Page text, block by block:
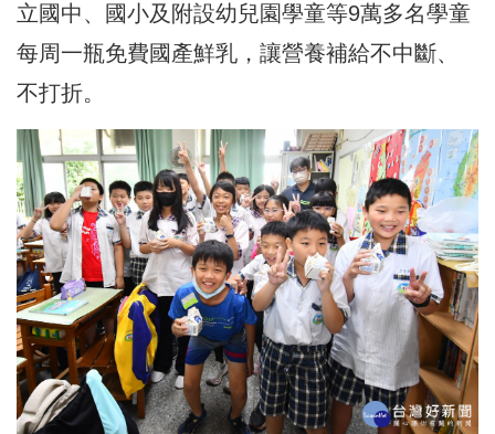
立國中、國小及附設幼兒園學童等9萬多名學童
每周一瓶免費國產鮮乳，讓營養補給不中斷、
不打折。